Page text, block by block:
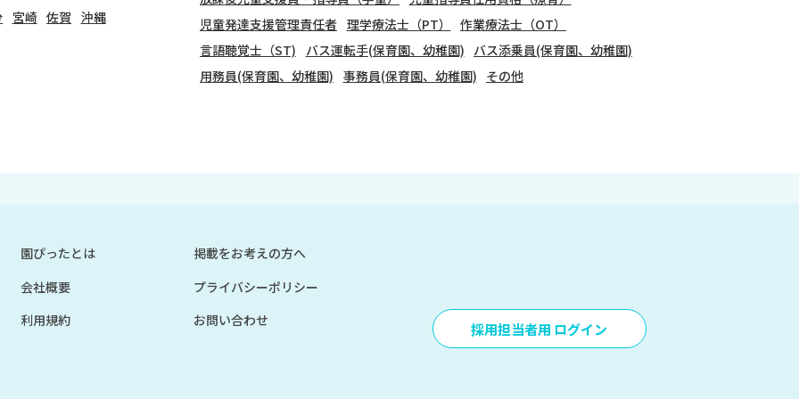
宮崎 佐賀 沖縄
児童発達支援管理責任者 理学療法士（PT）
作業療法士（OT）
言語聴覚士（ST)
バス運転手(保育園、幼稚園) バス添乗員(保育園、幼稚園)
用務員(保育園、幼稚園) 事務員(保育園、幼稚園) その他
園ぴったとは
掲載をお考えの方へ
会社概要
プライバシーポリシー
利用規約
お問い合わせ 採用担当者用 ログイン